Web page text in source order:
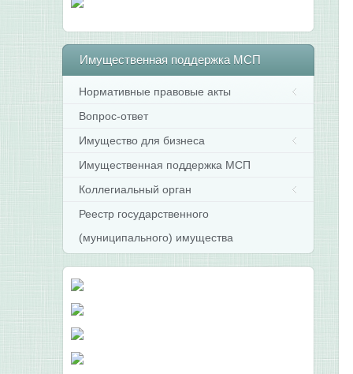
Имущественная поддержка МСП
Нормативные правовые акты
Вопрос-ответ
Имущество для бизнеса
Имущественная поддержка МСП
Коллегиальный орган
Реестр государственного
(муниципального) имущества